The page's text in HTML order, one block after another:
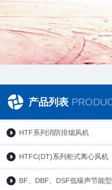
产品列表
HTF系列消防排烟风机
HTFC(DT)系列柜式离心风机
BF、DBF、DSF低噪声节能